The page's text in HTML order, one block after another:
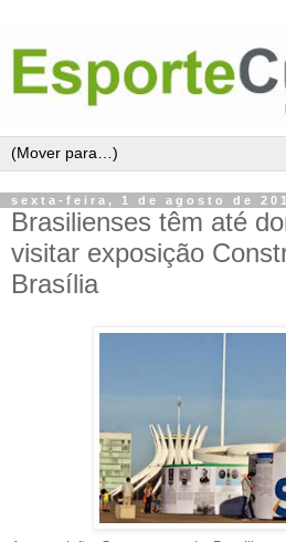
sexta-feira, 1 de agosto de
Brasilienses têm até
visitar exposição
Brasília